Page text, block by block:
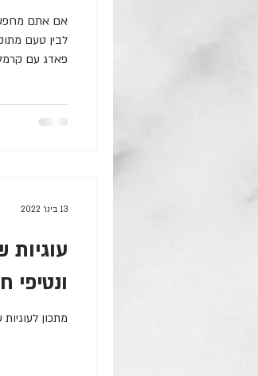
אם אתם
לבין טעם
פאדג עם
תוצאות
עוגיות
ונטיפי
מתכון
13 בינו׳ 2022